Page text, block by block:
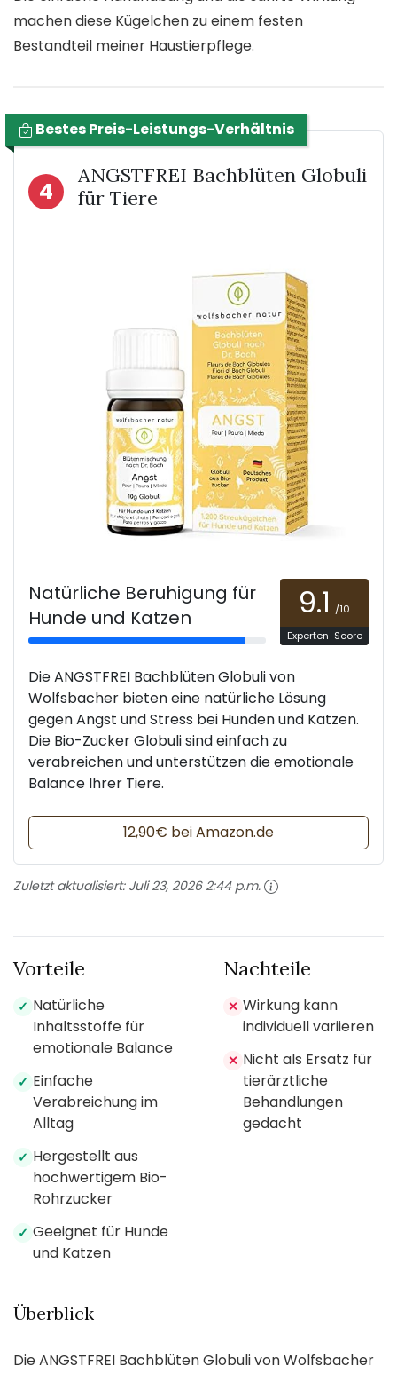
machen diese Kügelchen zu einem festen
Bestandteil meiner Haustierpflege.
Bestes Preis-Leistungs-Verhältnis
4
ANGSTFREI Bachblüten Globuli
für Tiere
Natürliche Beruhigung für
Hunde und Katzen
9.1 /10
Experten-Score
Die ANGSTFREI Bachblüten Globuli von
Wolfsbacher bieten eine natürliche Lösung
gegen Angst und Stress bei Hunden und Katzen.
Die Bio-Zucker Globuli sind einfach zu
verabreichen und unterstützen die emotionale
Balance Ihrer Tiere.
12,90€ bei Amazon.de
Zuletzt aktualisiert: Juli 23, 2026 2:44 p.m.
Vorteile
✓ Natürliche
Inhaltsstoffe für
emotionale Balance
✓ Einfache
Verabreichung im
Alltag
✓ Hergestellt aus
hochwertigem Bio-
Rohrzucker
✓ Geeignet für Hunde
und Katzen
Nachteile
✕ Wirkung kann
individuell variieren
✕ Nicht als Ersatz für
tierärztliche
Behandlungen
gedacht
Überblick
Die ANGSTFREI Bachblüten Globuli von Wolfsbacher